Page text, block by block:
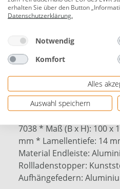
Rollladenpanzer aus
große Rollladenflächen
ideal für die Renovierung
Breite individuell kürzbar,
Set inkl. Rollladen-
und Rollladenstopper
7038 * Maß (B x H): 100 x
mm * Lamellentiefe: 14
Material Endleiste:
Rollladenstopper:
Aufhängefedern:
erhalten Sie über den Button
Datenschutzerklärung.
Notwendig
Komfort
Alles
Auswahl speichern